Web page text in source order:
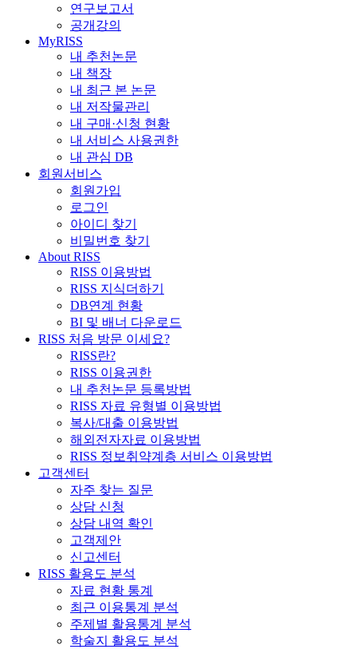
연구보고서
공개강의
MyRISS
내 추천논문
내 책장
내 최근 본 논문
내 저작물관리
내 구매·신청 현황
내 서비스 사용권한
내 관심 DB
회원서비스
회원가입
로그인
아이디 찾기
비밀번호 찾기
About RISS
RISS 이용방법
RISS 지식더하기
DB연계 현황
BI 및 배너 다운로드
RISS 처음 방문 이세요?
RISS란?
RISS 이용권한
내 추천논문 등록방법
RISS 자료 유형별 이용방법
복사/대출 이용방법
해외전자자료 이용방법
RISS 정보취약계층 서비스 이용방법
고객센터
자주 찾는 질문
상담 신청
상담 내역 확인
고객제안
신고센터
RISS 활용도 분석
자료 현황 통계
최근 이용통계 분석
주제별 활용통계 분석
학술지 활용도 분석